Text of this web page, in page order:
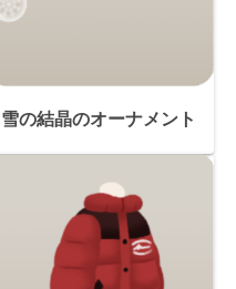
雪の結晶のオーナメント